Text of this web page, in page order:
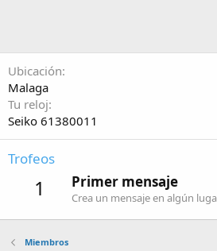
Ubicación
Malaga
Tu reloj
Seiko 61380011
Trofeos
1 Primer mensaje
Crea un mensaje en algún
Miembros